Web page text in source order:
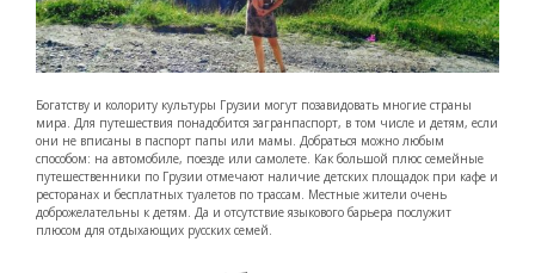
Богатству и колориту культуры Грузии могут позавидовать многие страны
мира. Для путешествия понадобится загранпаспорт, в том числе и детям, если
они не вписаны в паспорт папы или мамы. Добраться можно любым
способом: на автомобиле, поезде или самолете. Как большой плюс семейные
путешественники по Грузии отмечают наличие детских площадок при кафе и
ресторанах и бесплатных туалетов по трассам. Местные жители очень
доброжелательны к детям. Да и отсутствие языкового барьера послужит
плюсом для отдыхающих русских семей.